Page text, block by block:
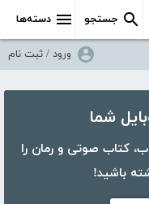
دسته‌ها جستجو
ورود / ثبت نام
کتابراه، بیش از ۵۰،۰۰۰ کتاب، کتاب صوتی و رمان را
باشید!